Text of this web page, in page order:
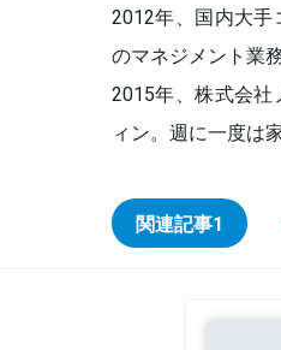
2012年、国内大手
のマネジメント業
2015年、株式会
ィン。週に一度は
関連記事1